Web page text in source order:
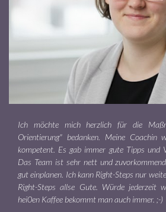
Ich möchte mich herzlich für die
Orientierung" bedanken. Meine Coachin
kompetent. Es gab immer gute Tipps und
Das Team ist sehr nett und
gut einplanen. Ich kann Right-Steps nur
Right-Steps allse Gute. Würde jederzeit
hei0en Kaffee bekommt man auch immer. ;-)